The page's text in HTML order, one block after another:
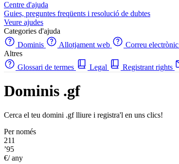
Centre d'ajuda
Guies, preguntes freqüents i resolució de dubtes
Veure ajudes
Categories d'ajuda
Dominis
Allotjament web Correu electrònic
Altres
Glossari de termes
Legal Registrant rights
Dominis .gf
Cerca el teu domini .gf lliure i registra'l en uns clics!
Per només
211
’95
€/ any